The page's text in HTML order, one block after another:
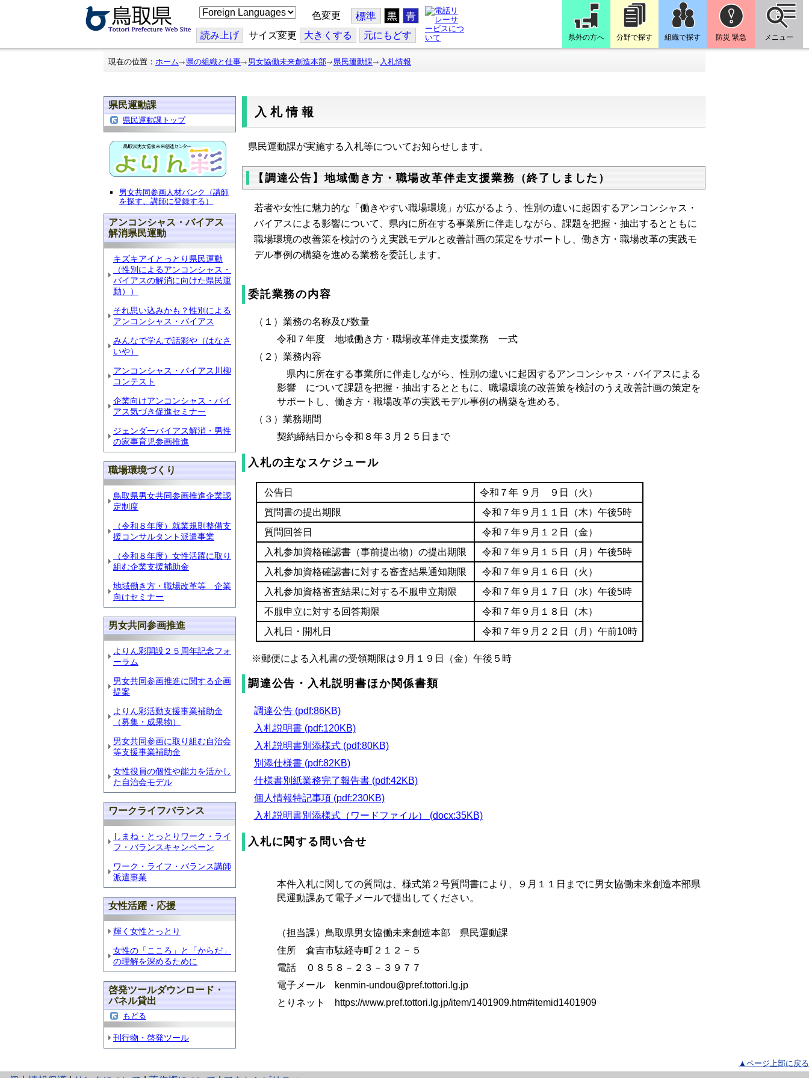
こ
の
ジ
を
翻
色変更 標準 黒 青
読み上げ サイズ変更 大きくする 元にもどす 県外の方へ 分野で探す 組織で探す 防災 緊急 メニュー
現在の位置： ホーム 県の組織と仕事 男女協働未来創造本部 県民運動課 入札情報
県民運動課
県民運動課トップ
男女共同参画人材バンク（講師
を探す、講師に登録する）
アンコンシャス・バイアス
解消県民運動
キズキアイとっとり県民運動
（性別によるアンコンシャス・
バイアスの解消に向けた県民運
動））
それ思い込みかも？性別による
アンコンシャス・バイアス
みんなで学んで話彩や（はなさ
いや）
アンコンシャス・バイアス川柳
コンテスト
企業向けアンコンシャス・バイ
アス気づき促進セミナー
ジェンダーバイアス解消・男性
の家事育児参画推進
職場環境づくり
鳥取県男女共同参画推進企業認
定制度
（令和８年度）就業規則整備支
援コンサルタント派遣事業
（令和８年度）女性活躍に取り
組む企業支援補助金
地域働き方・職場改革等 企業
向けセミナー
男女共同参画推進
よりん彩開設２５周年記念フォ
ーラム
男女共同参画推進に関する企画
提案
よりん彩活動支援事業補助金
（募集・成果物）
男女共同参画に取り組む自治会
等支援事業補助金
女性役員の個性や能力を活かし
た自治会モデル
ワークライフバランス
しまね・とっとりワーク・ライ
フ・バランスキャンペーン
ワーク・ライフ・バランス講師
派遣事業
女性活躍・応援
輝く女性とっとり
女性の「こころ」と「からだ」
の理解を深めるために
啓発ツールダウンロード・
パネル貸出
もどる
刊行物・啓発ツール
入札情報
県民運動課が実施する入札等についてお知らせします。
【調達公告】地域働き方・職場改革伴走支援業務（終了しました）
若者や女性に魅力的な「働きやすい職場環境」が広がるよう、性別の違いに起因するアンコンシャス・
バイアスによる影響について、県内に所在する事業所に伴走しながら、課題を把握・抽出するとともに
職場環境の改善策を検討のうえ実践モデルと改善計画の策定をサポートし、働き方・職場改革の実践モ
デル事例の構築を進める業務を委託します。
委託業務の内容
（１）業務の名称及び数量
令和７年度 地域働き方・職場改革伴走支援業務 一式
（２）業務内容
県内に所在する事業所に伴走しながら、性別の違いに起因するアンコンシャス・バイアスによる
影響 について課題を把握・抽出するとともに、職場環境の改善策を検討のうえ改善計画の策定を
サポートし、働き方・職場改革の実践モデル事例の構築を進める。
（３）業務期間
契約締結日から令和８年３月２５日まで
入札の主なスケジュール
公告日
令和７年 ９月 ９日（火）
質問書の提出期限
令和７年９月１１日（木）午後5時
質問回答日
令和７年９月１２日（金）
入札参加資格確認書（事前提出物）の提出期限
令和７年９月１５日（月）午後5時
入札参加資格確認書に対する審査結果通知期限
令和７年９月１６日（火）
入札参加資格審査結果に対する不服申立期限
令和７年９月１７日（水）午後5時
不服申立に対する回答期限
令和７年９月１８日（木）
入札日・開札日
令和７年９月２２日（月）午前10時
※郵便による入札書の受領期限は９月１９日（金）午後５時
調達公告・入札説明書ほか関係書類
調達公告 (pdf:86KB)
入札説明書 (pdf:120KB)
入札説明書別添様式 (pdf:80KB)
別添仕様書 (pdf:82KB)
仕様書別紙業務完了報告書 (pdf:42KB)
個人情報特記事項 (pdf:230KB)
入札説明書別添様式（ワードファイル） (docx:35KB)
入札に関する問い合せ
本件入札に関しての質問は、様式第２号質問書により、９月１１日までに男女協働未来創造本部県
民運動課あて電子メールで提出してください。
（担当課） 鳥取県男女協働未来創造本部 県民運動課
住所 倉吉市駄経寺町２１２－５
電話 ０８５８－２３－３９７７
電子メール kenmin-undou@pref.tottori.lg.jp
とりネット https://www.pref.tottori.lg.jp/item/1401909.htm#itemid1401909
▲ページ上部に戻る